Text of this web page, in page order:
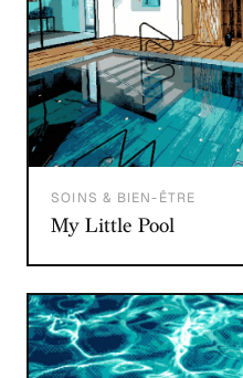
SOINS & BIEN-ÊTRE
My Little Pool